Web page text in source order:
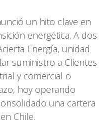
un hito clave en
energética. A dos
Energía, unidad
suministro a Clientes
y comercial o
hoy operando
una cartera
Chile.